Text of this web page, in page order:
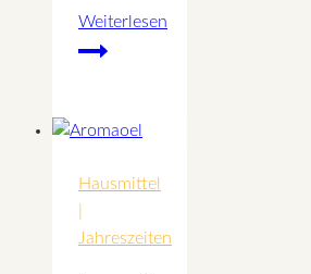
Weiterlesen
Geschmacksrichtung
Hausmittel
Jahreszeiten